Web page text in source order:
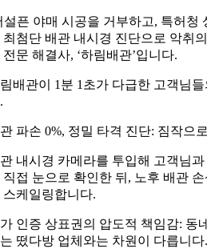
설픈 야매 시공을 거부하고, 특허청
최첨단 배관 내시경 진단으로 악취
전문 해결사, ‘하림배관’입니다.
배관이 1분 1초가 다급한 고객님
파손 0%, 정밀 타격 진단: 짐작으
내시경 카메라를 투입해 고객님
직접 눈으로 확인한 뒤, 노후 배관
스케일링합니다.
인증 상표권의 압도적 책임감: 동
떴다방 업체와는 차원이 다릅니다.